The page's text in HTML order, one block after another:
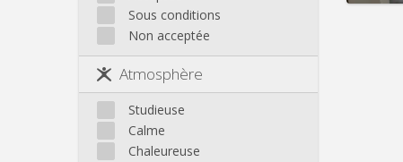
Sous conditions
Non acceptée
Atmosphère
Studieuse
Calme
Chaleureuse